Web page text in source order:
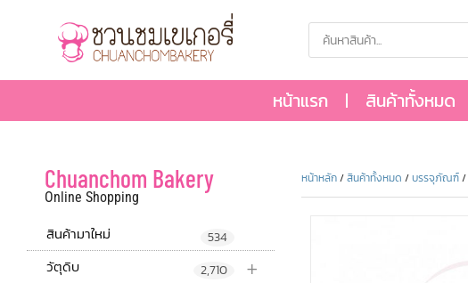
หน้าแรก สินค้าทั้งหมด
Chuanchom Bakery
Online Shopping
สินค้ามาใหม่ 534
+
วัตุดิบ 2,710
หน้าหลัก/สินค้าทั้งหมด /บรรจุภัณฑ์/